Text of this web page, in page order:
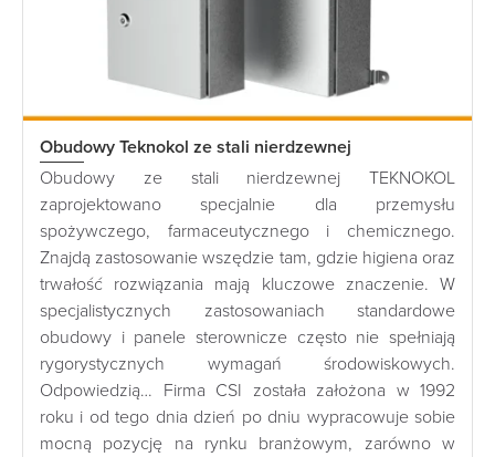
Obudowy Teknokol ze stali nierdzewnej
Obudowy ze stali nierdzewnej TEKNOKOL
zaprojektowano specjalnie dla przemysłu
spożywczego, farmaceutycznego i chemicznego.
Znajdą zastosowanie wszędzie tam, gdzie higiena oraz
trwałość rozwiązania mają kluczowe znaczenie. W
specjalistycznych zastosowaniach standardowe
obudowy i panele sterownicze często nie spełniają
rygorystycznych wymagań środowiskowych.
Odpowiedzią… Firma CSI została założona w 1992
roku i od tego dnia dzień po dniu wypracowuje sobie
mocną pozycję na rynku branżowym, zarówno w